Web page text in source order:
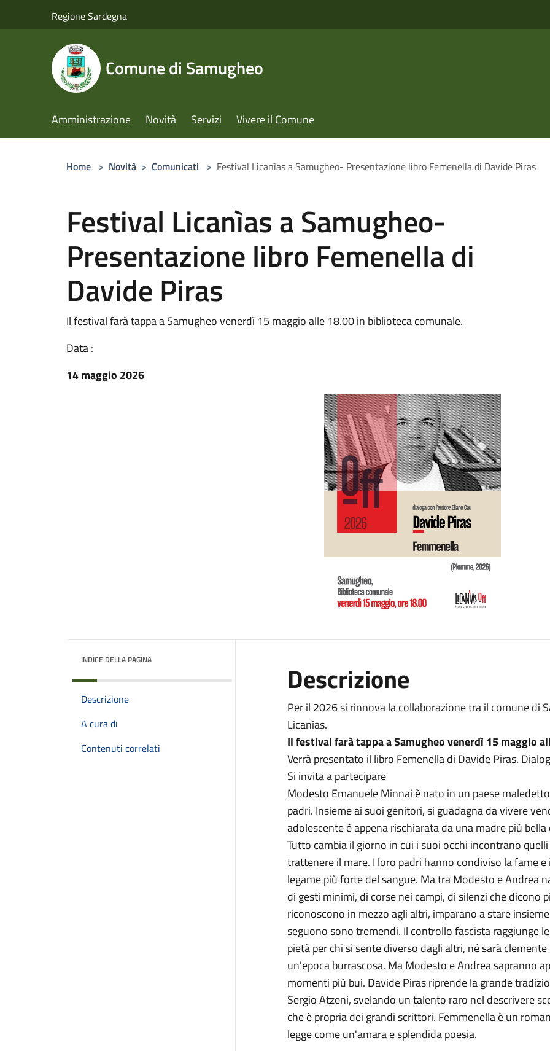
Regione Sardegna
Comune di Samugheo
Amministrazione Novità Servizi Vivere il Comune
Home > Novità > Comunicati > Festival Licanìas a Samugheo- Presentazione libro Femenella di Davide Piras
Festival Licanìas a Samugheo-
Presentazione libro Femenella di
Davide Piras
Il festival farà tappa a Samugheo venerdì 15 maggio alle 18.00 in biblioteca comunale.
Data :
14 maggio 2026
INDICE DELLA PAGINA
Descrizione
A cura di
Contenuti correlati
Descrizione
Per il 2026 si rinnova la collaborazione tra il comune di
Licanìas.
Il festival farà tappa a Samugheo venerdì 15 maggio
Verrà presentato il libro Femenella di Davide Piras.
Si invita a partecipare
Modesto Emanuele Minnai è nato in un paese
padri. Insieme ai suoi genitori, si guadagna da vivere
adolescente è appena rischiarata da una madre più
Tutto cambia il giorno in cui i suoi occhi incontrano
trattenere il mare. I loro padri hanno condiviso la fame
legame più forte del sangue. Ma tra Modesto e Andrea
di gesti minimi, di corse nei campi, di silenzi che dicono
riconoscono in mezzo agli altri, imparano a stare
seguono sono tremendi. Il controllo fascista raggiunge
pietà per chi si sente diverso dagli altri, né sarà
un'epoca burrascosa. Ma Modesto e Andrea sapranno
momenti più bui. Davide Piras riprende la grande
Sergio Atzeni, svelando un talento raro nel descrivere
che è propria dei grandi scrittori. Femmenella è un
legge come un'amara e splendida poesia.